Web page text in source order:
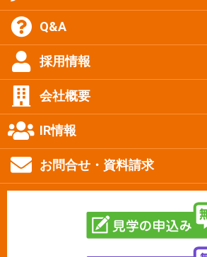
Q&A
採用情報
会社概要
IR情報
お問合せ・資料請求